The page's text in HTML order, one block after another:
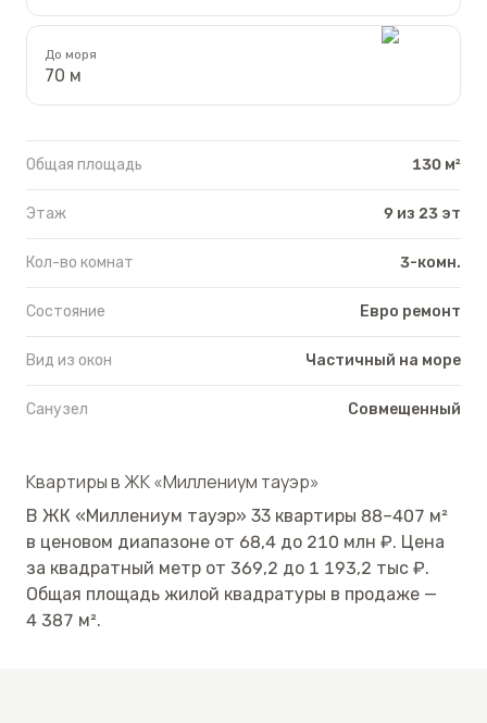
До моря
70 м
Общая площадь 130 м²
Этаж 9 из 23 эт
Кол-во комнат 3-комн.
Состояние Евро ремонт
Вид из окон Частичный на море
Санузел Совмещенный
Квартиры вЖК «Миллениум тауэр»
В ЖК «Миллениум тауэр» 33 квартиры 88–407 м²
в ценовом диапазоне от 68,4 до 210 млн ₽. Цена
за квадратный метр от 369,2 до 1 193,2 тыс ₽.
Общая площадь жилой квадратуры в продаже —
4 387 м².